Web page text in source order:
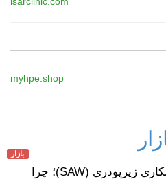
myhpe.shop
بازار
جوشکاری زیرپودری (SAW)؛ چرا